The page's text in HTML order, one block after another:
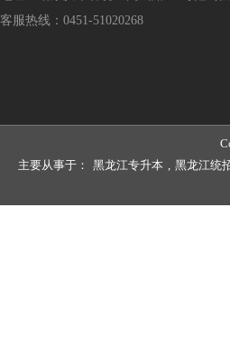
客服热线：0451-51020268
主要从事于：
黑龙江专升本 , 黑龙江统